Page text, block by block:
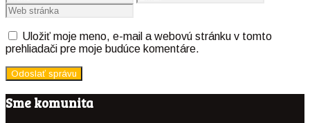
Uložiť moje meno, e-mail a webovú stránku v tomto
prehliadači pre moje budúce komentáre.
Sme komunita